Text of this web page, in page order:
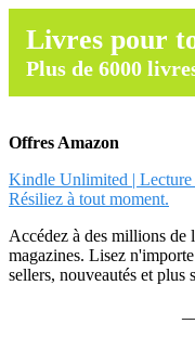
Livres pour
Plus de 6000
Offres Amazon
Kindle Unlimited | Lecture
Résiliez à tout moment.
Accédez à des millions de
magazines. Lisez
sellers, nouveautés et plus